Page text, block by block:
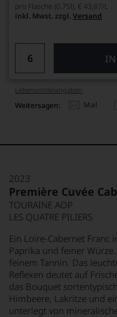
pro Flasche (0.75l), € 43,87/L
inkl. Mwst. zzgl. Versand
Lebensmittel­angaben
Weitersagen: Mail
2023
Première Cuvée
TOURAINE AOP
LES QUATRE PILIERS
Ein Loire-Cabernet Franc
Paprika und feiner
feinem Tannin. Das
Reflexen deutet auf
das Bouquet
Himbeere, Lakritze und
unterlegt von